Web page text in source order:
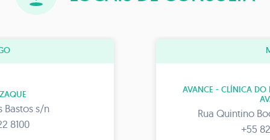
E ESTÉTICA
559 - Pajuçara
8100
HARMONY
R. Dr. José
+55